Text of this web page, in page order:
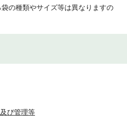
の種類やサイズ等は異なりますの
び管理等